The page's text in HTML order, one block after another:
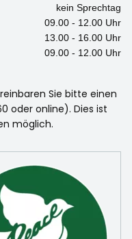
kein Sprechtag
09.00 - 12.00 Uhr
13.00 - 16.00 Uhr
09.00 - 12.00 Uhr
Sie bitte einen
oder online). Dies ist
möglich.